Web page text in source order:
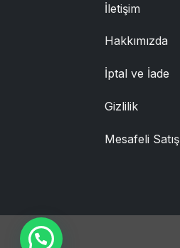
İletişim
Hakkımızda
İptal ve İade
Gizlilik
Mesafeli Satış